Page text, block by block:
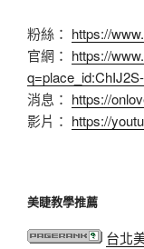
粉絲： https://
官網： https://
消息： https://
影片： https://
美睫教學推薦
台北